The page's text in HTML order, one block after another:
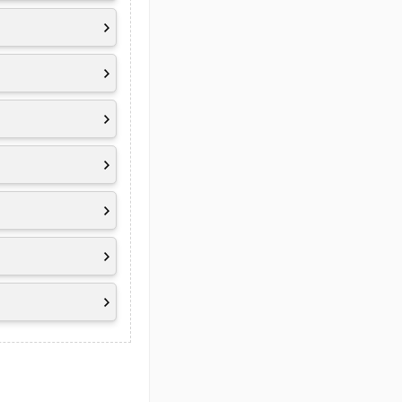
z. B. der
und der